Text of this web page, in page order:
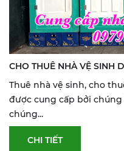
CHO THUÊ NHÀ VỆ SINH
Thuê nhà vệ sinh, cho
được cung cấp bởi
chúng...
CHI TIẾT